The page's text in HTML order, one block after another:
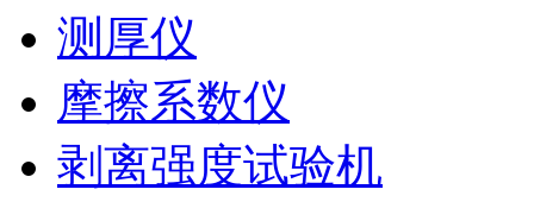
测厚仪
摩擦系数仪
剥离强度试验机